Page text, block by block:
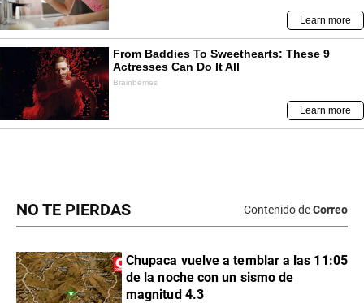
NO TE PIERDAS Contenido deCorreo
Chupaca vuelve a temblar a las 11:05
de la noche con un sismo de
magnitud 4.3